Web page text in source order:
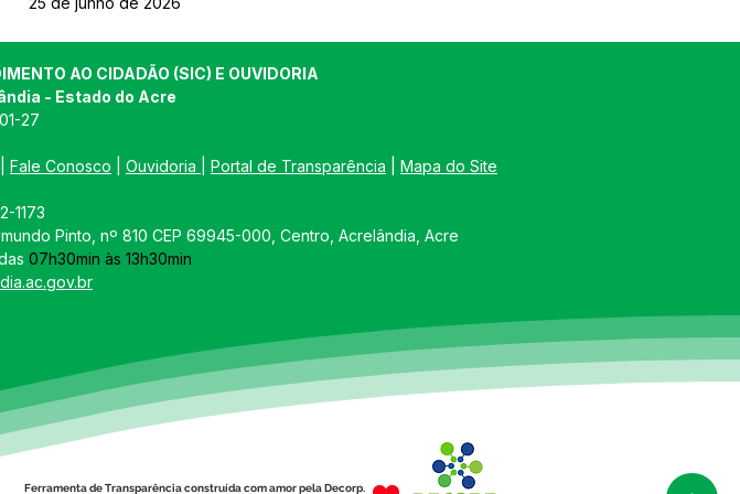
AO CIDADÃO (SIC) E OUVIDORIA
- Estado do Acre
27
Fale Conosco Ouvidoria Portal de Transparência Mapa do Site
1173
Pinto, nº 810 CEP 69945-000, Centro, Acrelândia, Acre
07h30min às 13h30min
Ferramenta de Transparência construída com amor pela Decorp.